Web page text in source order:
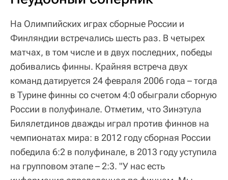
На Олимпийских играх сборные России и
Финляндии встречались шесть раз. В четырех
матчах, в том числе и в двух последних, победы
добивались финны. Крайняя встреча двух
команд датируется 24 февраля 2006 года – тогда
в Турине финны со счетом 4:0 обыграли сборную
России в полуфинале. Отметим, что Зинэтула
Билялетдинов дважды играл против финнов на
чемпионатах мира: в 2012 году сборная России
победила 6:2 в полуфинале, в 2013 году уступила
на групповом этапе – 2:3. "У нас есть